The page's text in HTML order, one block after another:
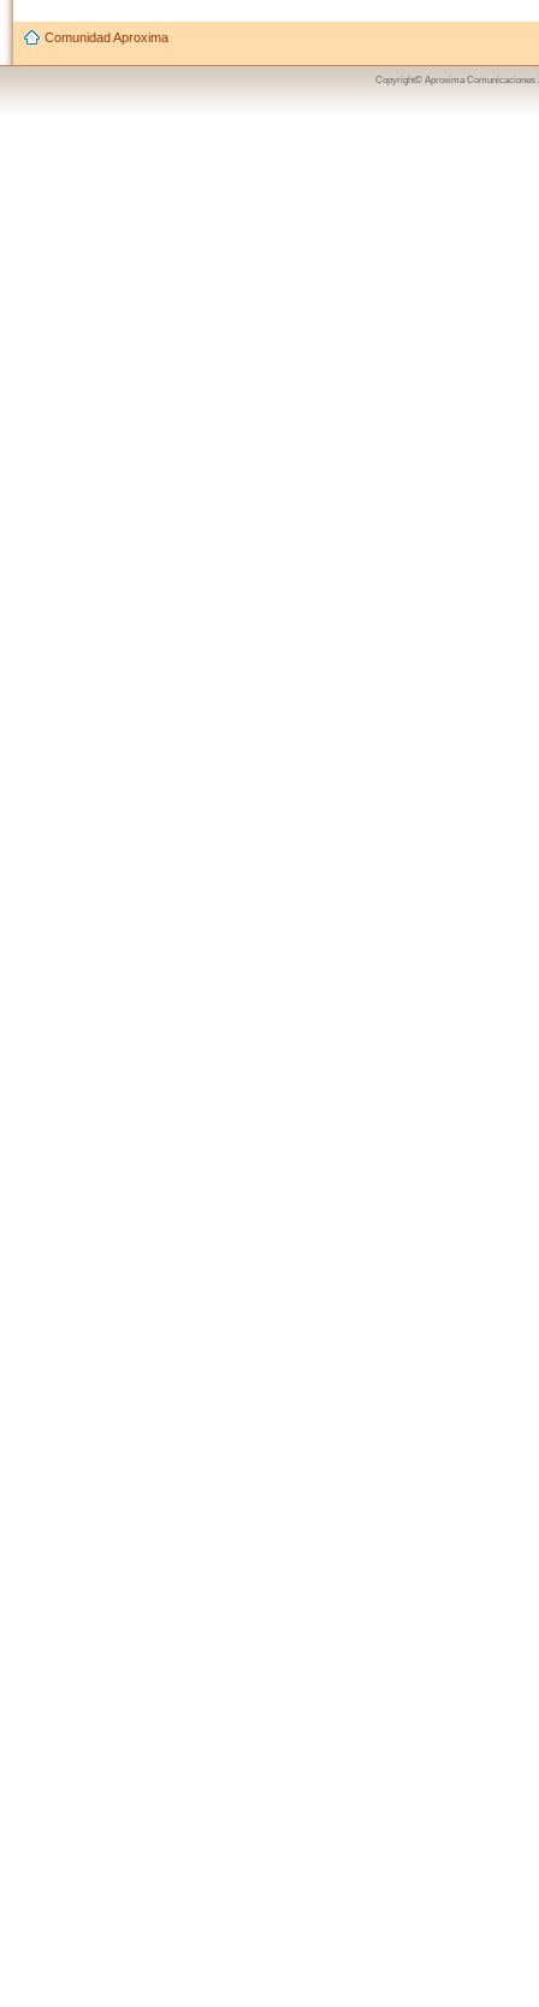
Comunidad Aproxima
Copyright© Aproxima Comunicaciones